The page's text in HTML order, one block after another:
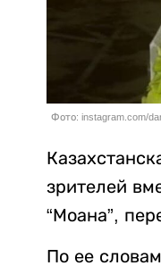
Фото: instagram.com/
зрителей
“Моана”,
По ее